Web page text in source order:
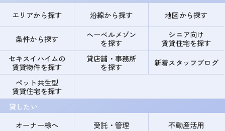
エリアから探す
沿線から探す 地図から探す
条件から探す
ヘーベルメゾン
を探す
シニア向け
賃貸住宅を探す
セキスイハイムの
賃貸物件を探す
貸店舗・事務所
を探す
新着スタッフブログ
ペット共生型
賃貸住宅を探す
貸したい
オーナー様へ
受託・管理 不動産活用